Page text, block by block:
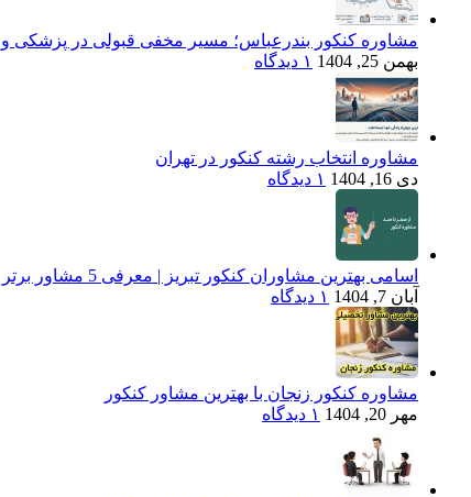
مشاوره کنکور بندرعباس؛ مسیر مخفی قبولی در پزشکی و مهندسی
بهمن 25, 1404
۱ دیدگاه
مشاوره انتخاب رشته کنکور در تهران
دی 16, 1404
۱ دیدگاه
اسامی بهترین مشاوران کنکور تبریز | معرفی 5 مشاور برتر
آبان 7, 1404
۱ دیدگاه
مشاوره کنکور زنجان با بهترین مشاور کنکور
مهر 20, 1404
۱ دیدگاه